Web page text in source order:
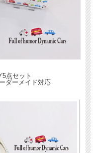
点セット
ダーメイド対応